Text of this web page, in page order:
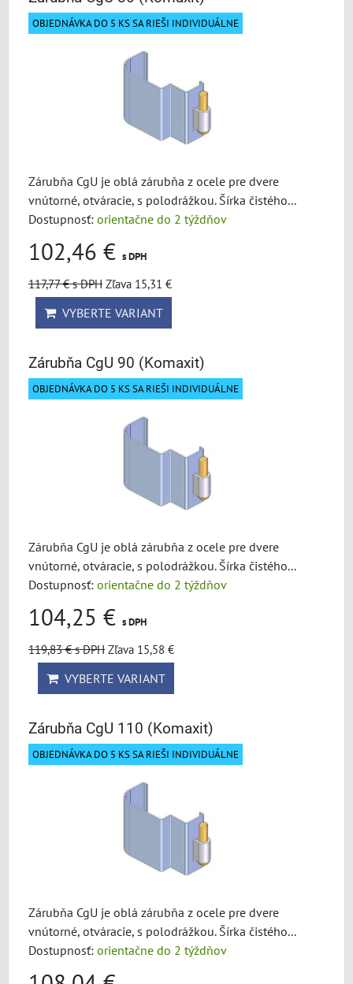
OBJEDNÁVKA DO 5 KS SA RIEŠI INDIVIDUÁLNE
Zárubňa CgU je oblá zárubňa z ocele pre dvere
vnútorné, otváracie, s polodrážkou. Šírka čistého...
Dostupnosť: orientačne do 2 týždňov
102,46 € s DPH
117,77 €s DPH Zľava 15,31 €
VYBERTE VARIANT
Zárubňa CgU 90 (Komaxit)
OBJEDNÁVKA DO 5 KS SA RIEŠI INDIVIDUÁLNE
Zárubňa CgU je oblá zárubňa z ocele pre dvere
vnútorné, otváracie, s polodrážkou. Šírka čistého...
Dostupnosť: orientačne do 2 týždňov
104,25 € s DPH
119,83 €s DPH Zľava 15,58 €
VYBERTE VARIANT
Zárubňa CgU 110 (Komaxit)
OBJEDNÁVKA DO 5 KS SA RIEŠI INDIVIDUÁLNE
Zárubňa CgU je oblá zárubňa z ocele pre dvere
vnútorné, otváracie, s polodrážkou. Šírka čistého...
Dostupnosť: orientačne do 2 týždňov